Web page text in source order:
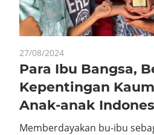
27/08/2024
Para Ibu Bangsa,
Kepentingan
Anak-anak
Memberdayakan bu-ibu